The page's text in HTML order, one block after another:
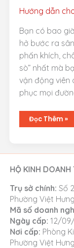
Hướng dẫn
Bạn có bao
hở bước ra
phấn khích,
sò” nhất mà
vận động viên
phục mọi
Giày
Pickleball
“Chuẩn
Cho
Người
Mới
Đọc Thêm »
HỘ KINH DOANH
Trụ sở chính: Số
Phường Việt
Mã số doanh
Ngày cấp: 12/
Nơi cấp: Phòng
Phường Việt Hưng